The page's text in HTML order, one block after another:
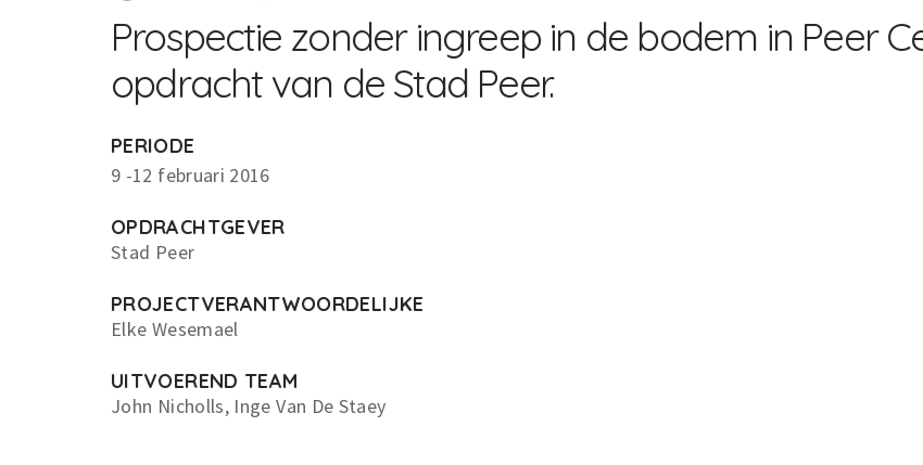
Prospectie zonder ingreep in de bodem in Peer
opdracht van de Stad Peer.
PERIODE
9 -12 februari 2016
OPDRACHTGEVER
Stad Peer
PROJECTVERANTWOORDELIJKE
Elke Wesemael
UITVOEREND TEAM
John Nicholls, Inge Van De Staey